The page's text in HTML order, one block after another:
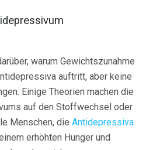
warum Gewichtszunahme
auftritt, aber keine
Einige Theorien machen die
auf den Stoffwechsel oder
Menschen, die Antidepressiva
erhöhten Hunger und